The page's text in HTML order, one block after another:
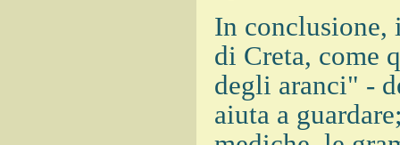
In
di Creta, come
degli aranci" -
aiuta a